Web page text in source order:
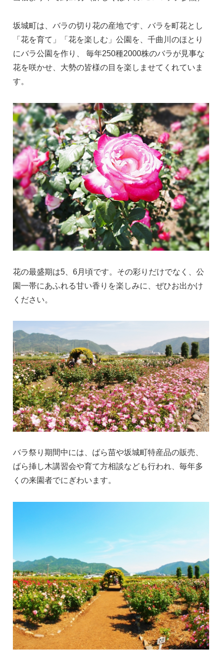
坂城町は、バラの切り花の産地です、バラを町花とし
「花を育て」「花を楽しむ」公園を、千曲川のほとり
にバラ公園を作り、 毎年250種2000株のバラが見事な
花を咲かせ、大勢の皆様の目を楽しませてくれていま
す。
花の最盛期は5、6月頃です。その彩りだけでなく、公
園一帯にあふれる甘い香りを楽しみに、ぜひお出かけ
ください。
バラ祭り期間中には、ばら苗や坂城町特産品の販売、
ばら挿し木講習会や育て方相談なども行われ、毎年多
くの来園者でにぎわいます。